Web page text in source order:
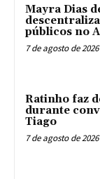
Mayra Dias
públicos no
7 de agosto de 2026
Ratinho faz
durante
Tiago
7 de agosto de 2026